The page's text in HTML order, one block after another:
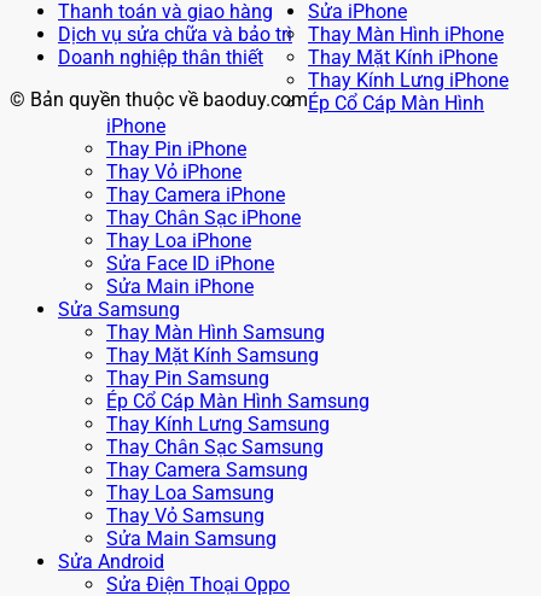
Thanh toán và giao hàng
Dịch vụ sửa chữa và bảo trì
Doanh nghiệp thân thiết
© Bản quyền thuộc về baoduy.com
Sửa iPhone
Thay Màn Hình iPhone
Thay Mặt Kính iPhone
Thay Kính Lưng iPhone
Ép Cổ Cáp Màn Hình
iPhone
Thay Pin iPhone
Thay Vỏ iPhone
Thay Camera iPhone
Thay Chân Sạc iPhone
Thay Loa iPhone
Sửa Face ID iPhone
Sửa Main iPhone
Sửa Samsung
Thay Màn Hình Samsung
Thay Mặt Kính Samsung
Thay Pin Samsung
Ép Cổ Cáp Màn Hình Samsung
Thay Kính Lưng Samsung
Thay Chân Sạc Samsung
Thay Camera Samsung
Thay Loa Samsung
Thay Vỏ Samsung
Sửa Main Samsung
Sửa Android
Sửa Điện Thoại Oppo